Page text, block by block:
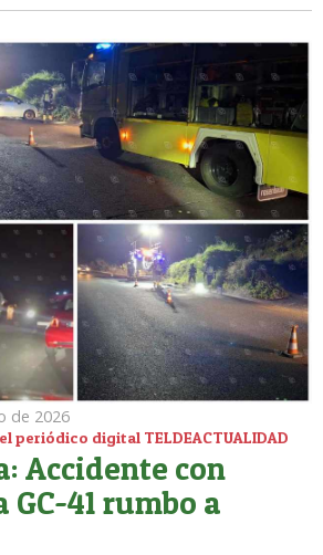
de 2026
periódico digital TELDEACTUALIDAD
Accidente con
41 rumbo a